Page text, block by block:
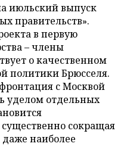
июльский выпуск
правительств».
в первую
– члены
о качественном
политики Брюсселя.
с Москвой
уделом отдельных
сокращая
наиболее